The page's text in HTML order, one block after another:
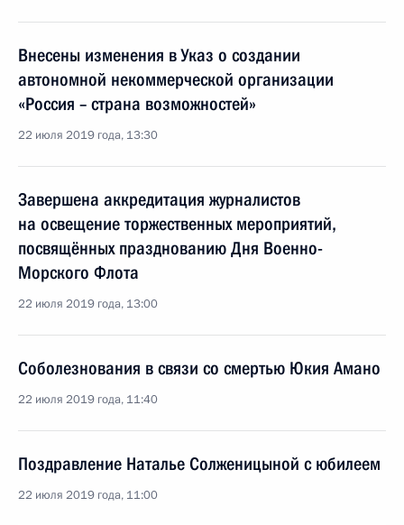
Внесены изменения в Указ о создании
автономной некоммерческой организации
«Россия – страна возможностей»
22 июля 2019 года, 13:30
Завершена аккредитация журналистов
на освещение торжественных мероприятий,
посвящённых празднованию Дня Военно-
Морского Флота
22 июля 2019 года, 13:00
Соболезнования в связи со смертью Юкия Амано
22 июля 2019 года, 11:40
Поздравление Наталье Солженицыной с юбилеем
22 июля 2019 года, 11:00